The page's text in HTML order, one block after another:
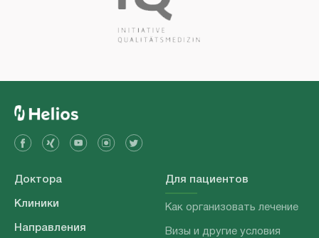
Доктора
Клиники
Направления
Для пациентов
Как организовать лечение
Визы и другие условия